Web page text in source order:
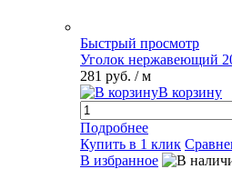
Быстрый просмотр
Уголок нержавеющий
281 руб. / м
В корзину
Подробнее
Купить в 1 клик
В избранное